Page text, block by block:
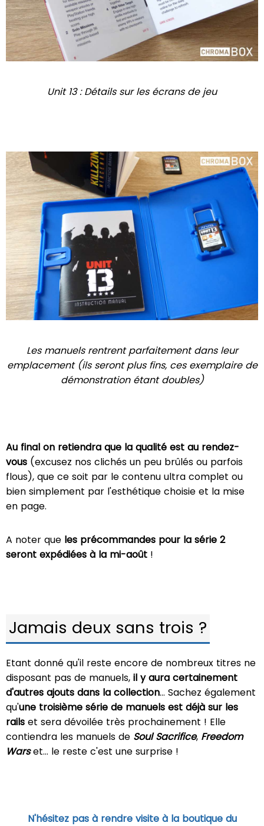
Unit 13 : Détails sur les écrans de jeu
Les manuels rentrent parfaitement dans leur
emplacement (ils seront plus fins, ces exemplaire de
démonstration étant doubles)
Au final on retiendra que la qualité est au rendez-
vous (excusez nos clichés un peu brûlés ou parfois
flous), que ce soit par le contenu ultra complet ou
bien simplement par l'esthétique choisie et la mise
en page.
A noter que les précommandes pour la série 2
seront expédiées à la mi-août !
Jamais deux sans trois ?
Etant donné qu'il reste encore de nombreux titres ne
disposant pas de manuels, il y aura certainement
d'autres ajouts dans la collection... Sachez également
qu'une troisième série de manuels est déjà sur les
rails et sera dévoilée très prochainement ! Elle
contiendra les manuels de Soul Sacrifice, Freedom
Warset... le reste c'est une surprise !
N'hésitez pas à rendre visite à la boutique du